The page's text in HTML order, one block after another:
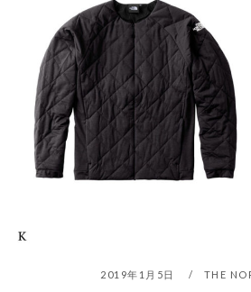
2019年1月5日 THE